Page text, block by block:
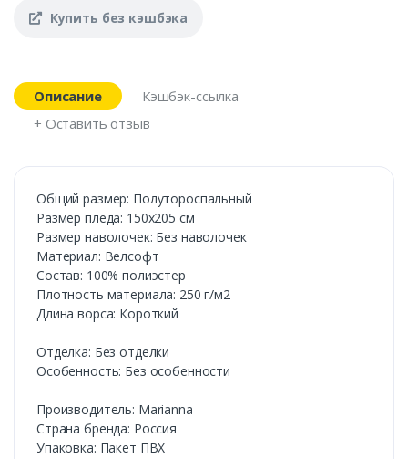
Купить без кэшбэка
Описание
Кэшбэк-ссылка
+ Оставить отзыв
Общий размер: Полутороспальный
Размер пледа: 150х205 см
Размер наволочек: Без наволочек
Материал: Велсофт
Состав: 100% полиэстер
Плотность материала: 250 г/м2
Длина ворса: Короткий
Отделка: Без отделки
Особенность: Без особенности
Производитель: Marianna
Страна бренда: Россия
Упаковка: Пакет ПВХ